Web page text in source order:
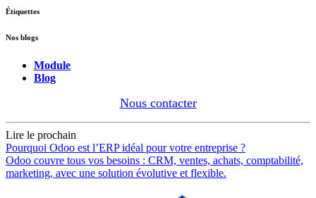
Étiquettes
Nos blogs
Module
Blog
Nous contacter
Lire le prochain
Pourquoi Odoo est l’ERP idéal pour votre entreprise ?
Odoo couvre tous vos besoins : CRM, ventes, achats, comptabilité,
marketing, avec une solution évolutive et flexible.